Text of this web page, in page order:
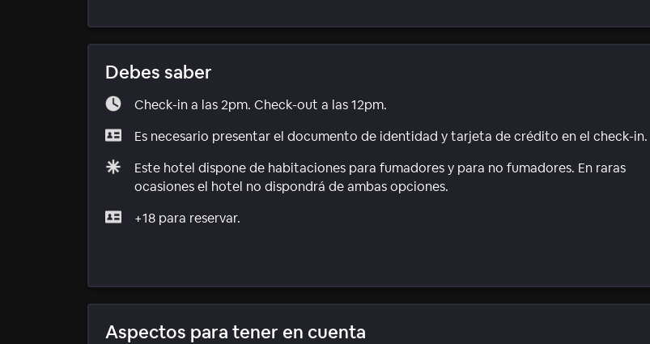
Debes saber
Check-in a las 2pm. Check-out a las 12pm.
Es necesario presentar el documento de identidad y tarjeta de crédito en el check-in.
Este hotel dispone de habitaciones para fumadores y para no fumadores. En raras
ocasiones el hotel no dispondrá de ambas opciones.
+18 para reservar.
Aspectos para tener en cuenta